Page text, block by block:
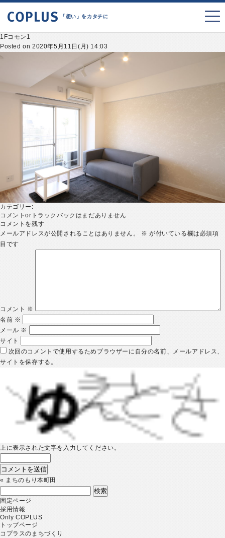
「想い」をカタチに
1Fコモン1
Posted on 2020年5月11日(月) 14:03
カテゴリー:
コメントorトラックバックはまだありません
コメントを残す
メールアドレスが公開されることはありません。
※ が付いている欄は必須項
目です
コメント ※
名前 ※
メール ※
サイト
次回のコメントで使用するためブラウザーに自分の名前、メールアドレス、
サイトを保存する。
上に表示された文字を入力してください。
« まちのもり本町田
索:
固定ページ
採用情報
Only COPLUS
トップページ
コプラスのまちづくり